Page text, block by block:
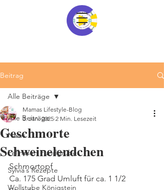
Beitrag
Alle Beiträge
News
Fellnasen Fundgrube
Sylvia´s Rezepte
Wollstube Königstein
Alle Beiträge
Geschmorte
Schweinelendchen
Mamas Lifestyle-Blog
3. Jan. 2025 2 Min. Lesezeit
Schmortopf
Ca. 175 Grad Umluft für ca. 1 1/2